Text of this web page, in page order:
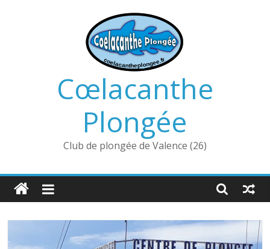
Cœlacanthe
Plongée
Club de plongée de Valence (26)